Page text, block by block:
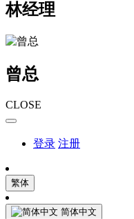
林经理
曾总
CLOSE
登录 注册
繁体
简体中文